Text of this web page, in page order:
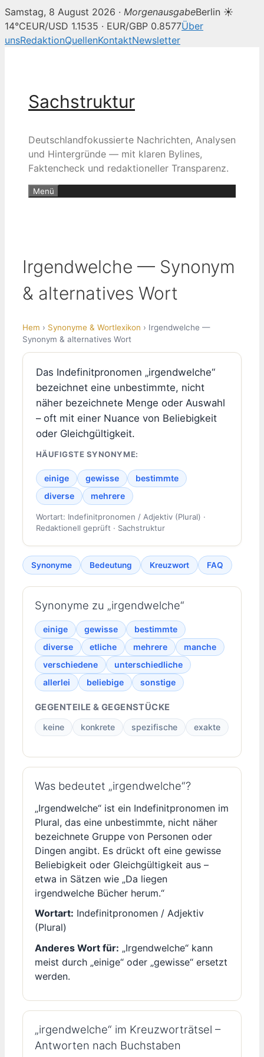
Samstag, 8 August 2026 · MorgenausgabeBerlin ☀
14°CEUR/USD 1.1535 · EUR/GBP 0.8577Über
unsRedaktionQuellenKontaktNewsletter
Sachstruktur
Deutschlandfokussierte Nachrichten, Analysen
und Hintergründe — mit klaren Bylines,
Faktencheck und redaktioneller Transparenz.
Menü
Irgendwelche — Synonym
& alternatives Wort
Hem › Synonyme & Wortlexikon › Irgendwelche —
Synonym & alternatives Wort
Das Indefinitpronomen „irgendwelche“
bezeichnet eine unbestimmte, nicht
näher bezeichnete Menge oder Auswahl
– oft mit einer Nuance von Beliebigkeit
oder Gleichgültigkeit.
HÄUFIGSTE SYNONYME:
einige gewisse
bestimmte
diverse
mehrere
Wortart: Indefinitpronomen / Adjektiv (Plural) ·
Redaktionell geprüft · Sachstruktur
Synonyme Bedeutung Kreuzwort FAQ
Synonyme zu „irgendwelche“
einige gewisse
bestimmte
diverse
etliche mehrere
manche
verschiedene
unterschiedliche
allerlei
beliebige sonstige
GEGENTEILE & GEGENSTÜCKE
keine konkrete spezifische exakte
Was bedeutet „irgendwelche“?
„Irgendwelche“ ist ein Indefinitpronomen im
Plural, das eine unbestimmte, nicht näher
bezeichnete Gruppe von Personen oder
Dingen angibt. Es drückt oft eine gewisse
Beliebigkeit oder Gleichgültigkeit aus –
etwa in Sätzen wie „Da liegen
irgendwelche Bücher herum.“
Wortart: Indefinitpronomen / Adjektiv
(Plural)
Anderes Wort für: „Irgendwelche“ kann
meist durch „einige“ oder „gewisse“ ersetzt
werden.
„irgendwelche“ im Kreuzworträtsel –
Antworten nach Buchstaben